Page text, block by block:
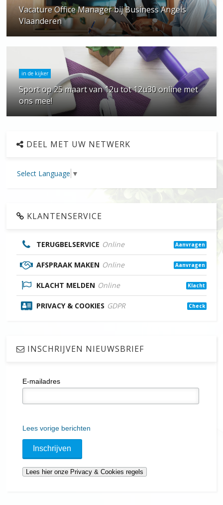
Vacature Office Manager bij Business Angels
Vlaanderen
in de kijker
Sport op 25 maart van 12u tot 12u30 online met
ons mee!
DEEL MET UW NETWERK
Select Language ▼
KLANTENSERVICE
TERUGBELSERVICE Online Aanvragen
AFSPRAAK MAKEN Online Aanvragen
KLACHT MELDEN Online Klacht
PRIVACY & COOKIES GDPR Check
INSCHRIJVEN NIEUWSBRIEF
E-mailadres
Lees vorige berichten